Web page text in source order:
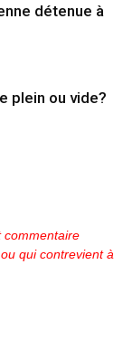
détenue à
plein ou vide?
commentaire
qui contrevient à